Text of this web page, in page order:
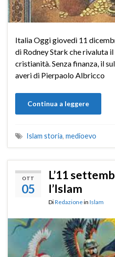
Italia Oggi giovedì 11
di Rodney Stark che rivaluta
cristianità. Senza finanza, il
averi di Pierpaolo Albricco
Continua a leggere
Islam storia, medioevo
OTT
05
L’11
l’Islam
DiRedazionein Islam